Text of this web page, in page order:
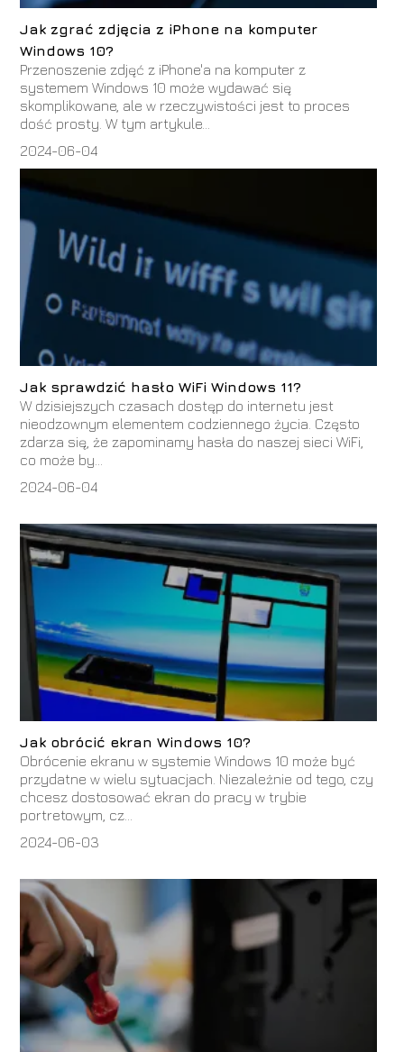
Jak zgrać zdjęcia z iPhone na komputer
Windows 10?
Przenoszenie zdjęć z iPhone'a na komputer z
systemem Windows 10 może wydawać się
skomplikowane, ale w rzeczywistości jest to proces
dość prosty. W tym artykule...
2024-06-04
Jak sprawdzić hasło WiFi Windows 11?
W dzisiejszych czasach dostęp do internetu jest
nieodzownym elementem codziennego życia. Często
zdarza się, że zapominamy hasła do naszej sieci WiFi,
co może by...
2024-06-04
Jak obrócić ekran Windows 10?
Obrócenie ekranu w systemie Windows 10 może być
przydatne w wielu sytuacjach. Niezależnie od tego, czy
chcesz dostosować ekran do pracy w trybie
portretowym, cz...
2024-06-03